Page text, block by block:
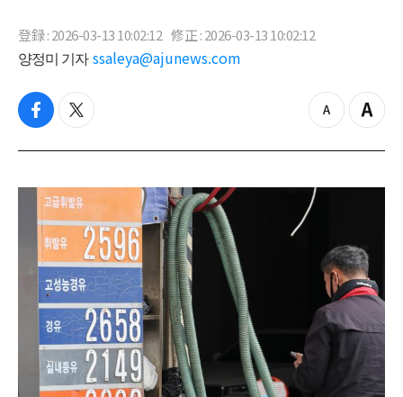
登録 : 2026-03-13 10:02:12 修正 : 2026-03-13 10:02:12
양정미 기자 ssaleya@ajunews.com
f
c
b
o
o
k
t
i
t
e
r
z
o
o
Z
o
i